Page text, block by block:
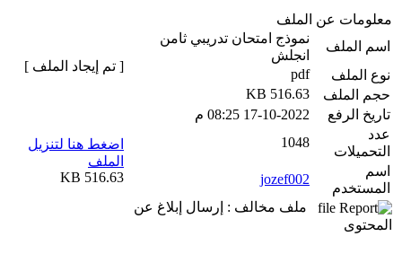
معلومات عن الملف
اسم الملف
نموذج امتحان تدريبي ثامن
انجلش
نوع الملف
pdf
حجم الملف
516.63 KB
تاريخ الرفع
17-10-2022 08:25 م
عدد
التحميلات
1048
اسم
المستخدم
jozef002
ملف مخالف : إرسال إبلاغ عن
المحتوى
[ تم إيجاد الملف ]
اضغط هنا لتنزيل
الملف
516.63 KB